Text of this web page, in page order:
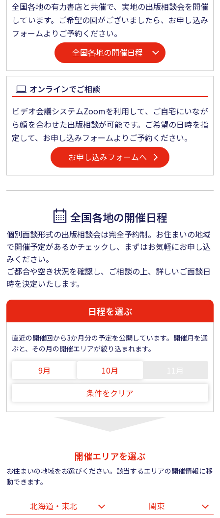
全国各地の有力書店と共催で、実地の出版相談会を開催
しています。ご希望の回がございましたら、お申し込み
フォームよりご予約ください。
全国各地の開催日程
オンラインでご相談
ビデオ会議システムZoomを利用して、ご自宅にいなが
ら顔を合わせた出版相談が可能です。ご希望の日時を指
定して、お申し込みフォームよりご予約ください。
お申し込みフォームへ
全国各地の開催日程
個別面談形式の出版相談会は完全予約制。お住まいの地域
で開催予定があるかチェックし、まずはお気軽にお申し込
みください。
ご都合や空き状況を確認し、ご相談の上、詳しいご面談日
時を決定いたします。
日程を選ぶ
直近の開催回から3か月分の予定を公開しています。開催月を選
ぶと、その月の開催エリアが絞り込まれます。
9月 10月
条件をクリア
開催エリアを選ぶ
お住まいの地域をお選びください。該当するエリアの開催情報に移
動できます。
北海道・東北
関東